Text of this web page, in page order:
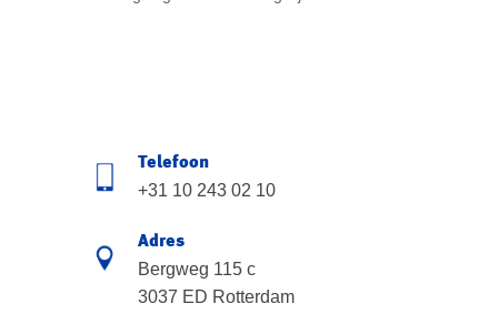
Telefoon
+31 10 243 02 10
Adres
Bergweg 115 c
3037 ED Rotterdam